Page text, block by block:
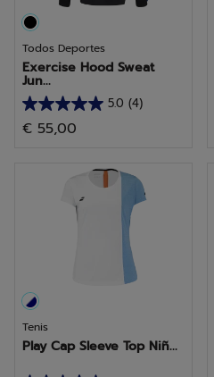
Todos Deportes
Exercise Hood Sweat
Jun...
5.0 (4)
5.0
de
€ 55,00
Tenis
Play Cap Sleeve Top Niñ...